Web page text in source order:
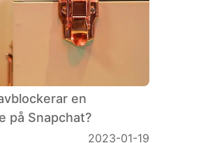
en
på Snapchat?
2023-01-19